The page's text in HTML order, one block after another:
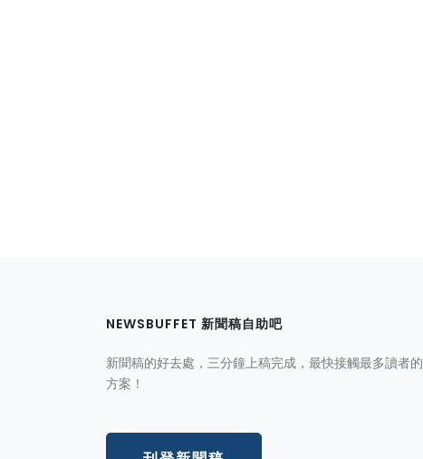
NEWSBUFFET 新聞稿自助吧
新聞稿的好去處，三分鐘上稿完成，最快接觸最多讀者的
方案！